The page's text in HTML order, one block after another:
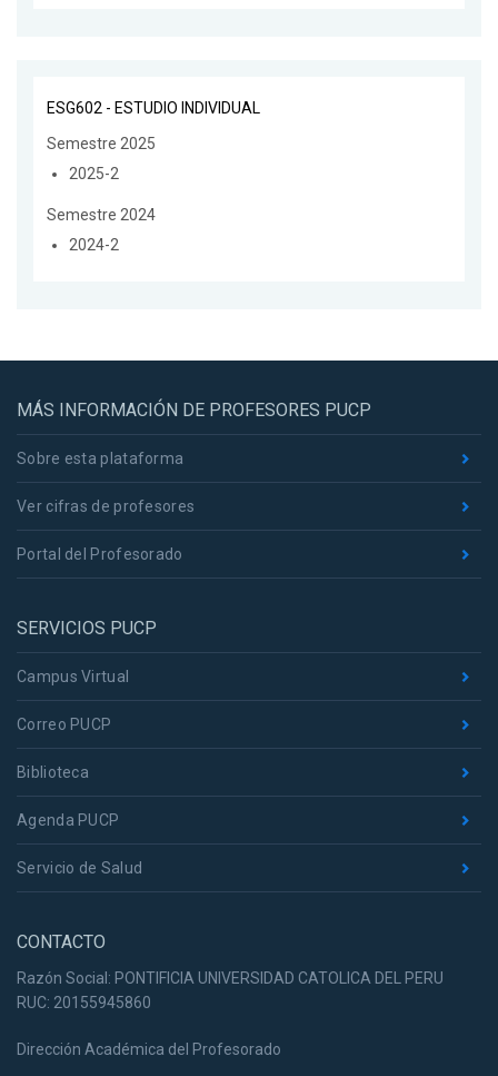
ESG602 - ESTUDIO INDIVIDUAL
Semestre 2025
2025-2
Semestre 2024
2024-2
MÁS INFORMACIÓN DE PROFESORES PUCP
Sobre esta plataforma
Ver cifras de profesores
Portal del Profesorado
SERVICIOS PUCP
Campus Virtual
Correo PUCP
Biblioteca
Agenda PUCP
Servicio de Salud
CONTACTO
Razón Social: PONTIFICIA UNIVERSIDAD CATOLICA DEL PERU
RUC: 20155945860
Dirección Académica del Profesorado